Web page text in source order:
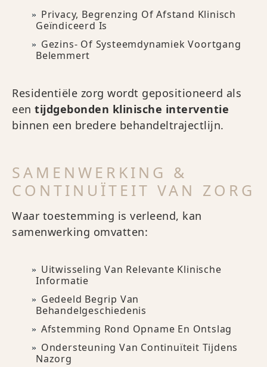
Privacy, Begrenzing Of Afstand Klinisch
Geïndiceerd Is
Gezins- Of Systeemdynamiek Voortgang
Belemmert
Residentiële zorg wordt gepositioneerd als
een tijdgebonden klinische interventie
binnen een bredere behandeltrajectlijn.
SAMENWERKING &
CONTINUÏTEIT VAN ZORG
Waar toestemming is verleend, kan
samenwerking omvatten:
Uitwisseling Van Relevante Klinische
Informatie
Gedeeld Begrip Van
Behandelgeschiedenis
Afstemming Rond Opname En Ontslag
Ondersteuning Van Continuïteit Tijdens
Nazorg